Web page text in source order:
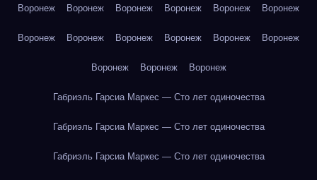
Воронеж Воронеж Воронеж Воронеж Воронеж Воронеж
Воронеж Воронеж Воронеж Воронеж Воронеж Воронеж
Воронеж Воронеж Воронеж
Габриэль Гарсиа Маркес — Сто лет одиночества
Габриэль Гарсиа Маркес — Сто лет одиночества
Габриэль Гарсиа Маркес — Сто лет одиночества